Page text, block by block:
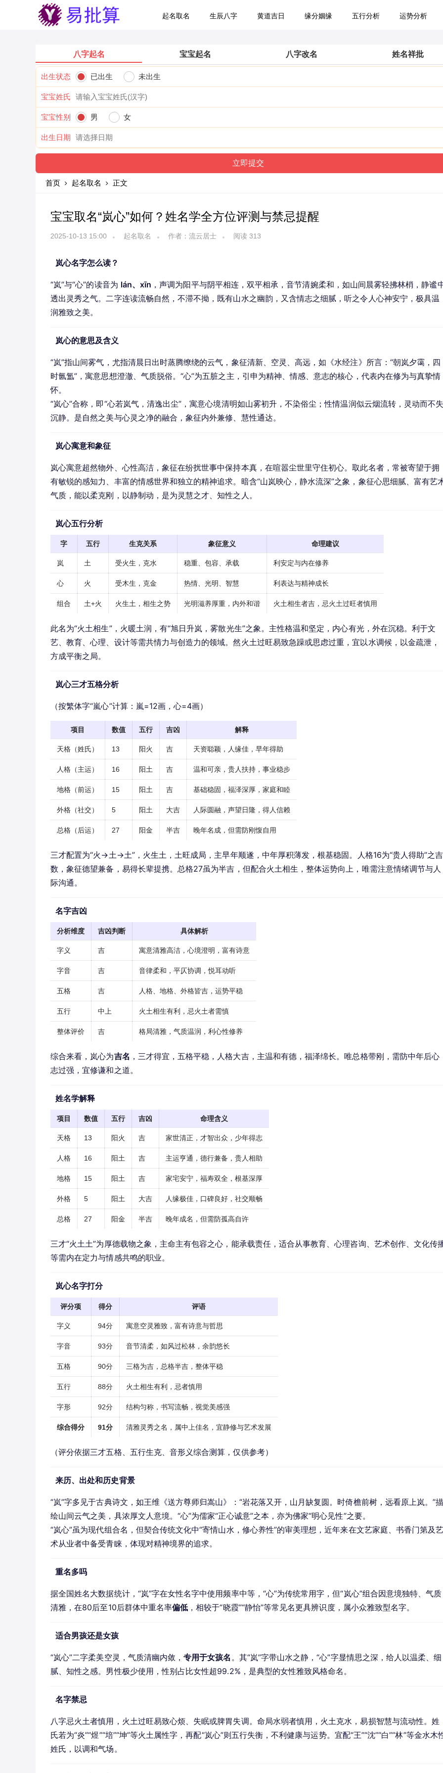
起名取名 生辰八字 黄道吉日 缘分姻缘 五行分析 运势分析
八字起名 宝宝起名 八字改名 姓名祥批
出生状态 已出生 未出生
宝宝姓氏
宝宝性别 男 女
出生日期
首页 起名取名 正文
宝宝取名“岚心”如何？姓名学全方位评测与禁忌提醒
2025-10-13 15:00 起名取名 作者：流云居士 阅读 313
岚心名字怎么读？
“岚”与“心”的读音为 lán、xīn ，声调为阳平与阴平相连，双平相承，音节清婉柔和，如山间晨雾轻拂林梢，静谧
透出灵秀之气。二字连读流畅自然，不滞不拗，既有山水之幽韵，又含情志之细腻，听之令人心神安宁，极具温
润雅致之美。
岚心的意思及含义
“岚”指山间雾气，尤指清晨日出时蒸腾缭绕的云气，象征清新、空灵、高远，如《水经注》所言：“朝岚夕霭，四
时氤氲”，寓意思想澄澈、气质脱俗。“心”为五脏之主，引申为精神、情感、意志的核心，代表内在修为与真挚情
怀。
“岚心”合称，即“心若岚气，清逸出尘”，寓意心境清明如山雾初升，不染俗尘；性情温润似云烟流转，灵动而不
沉静。是自然之美与心灵之净的融合，象征内外兼修、慧性通达。
岚心寓意和象征
岚心寓意超然物外、心性高洁，象征在纷扰世事中保持本真，在喧嚣尘世里守住初心。取此名者，常被寄望于拥
有敏锐的感知力、丰富的情感世界和独立的精神追求。暗含“山岚映心，静水流深”之象，象征心思细腻、富有艺
气质，能以柔克刚，以静制动，是为灵慧之才、知性之人。
岚心五行分析
字 五行 生克关系 象征意义 命理建议
岚 土 受火生，克水 稳重、包容、承载 利安定与内在修养
心 火 受木生，克金 热情、光明、智慧 利表达与精神成长
组合 土+火 火生土，相生之势 光明滋养厚重，内外和谐 火土相生者吉，忌火土过旺者慎用
此名为“火土相生”，火暖土润，有“旭日升岚，雾散光生”之象。主性格温和坚定，内心有光，外在沉稳。利于文
艺、教育、心理、设计等需共情力与创造力的领域。然火土过旺易致急躁或思虑过重，宜以水调候，以金疏泄，
方成平衡之局。
岚心三才五格分析
（按繁体字“嵐心”计算：嵐=12画，心=4画）
项目 数值 五行 吉凶 解释
天格（姓氏） 13 阳火 吉 天资聪颖，人缘佳，早年得助
人格（主运） 16 阳土 吉 温和可亲，贵人扶持，事业稳步
地格（前运） 15 阳土 吉 基础稳固，福泽深厚，家庭和睦
外格（社交） 5 阳土 大吉 人际圆融，声望日隆，得人信赖
总格（后运） 27 阳金 半吉 晚年名成，但需防刚愎自用
三才配置为“火→土→土”，火生土，土旺成局，主早年顺遂，中年厚积薄发，根基稳固。人格16为“贵人得助”之吉
数，象征德望兼备，易得长辈提携。总格27虽为半吉，但配合火土相生，整体运势向上，唯需注意情绪调节与人
际沟通。
名字吉凶
分析维度 吉凶判断 具体解析
字义 吉 寓意清雅高洁，心境澄明，富有诗意
字音 吉 音律柔和，平仄协调，悦耳动听
五格 吉 人格、地格、外格皆吉，运势平稳
五行 中上 火土相生有利，忌火土者需慎
整体评价 吉 格局清雅，气质温润，利心性修养
综合来看，岚心为吉名 ，三才得宜，五格平稳，人格大吉，主温和有德，福泽绵长。唯总格带刚，需防中年后心
志过强，宜修谦和之道。
姓名学解释
项目 数值 五行 吉凶 命理含义
天格 13 阳火 吉 家世清正，才智出众，少年得志
人格 16 阳土 吉 主运亨通，德行兼备，贵人相助
地格 15 阳土 吉 家宅安宁，福寿双全，根基深厚
外格 5 阳土 大吉 人缘极佳，口碑良好，社交顺畅
总格 27 阳金 半吉 晚年成名，但需防孤高自许
三才“火土土”为厚德载物之象，主命主有包容之心，能承载责任，适合从事教育、心理咨询、艺术创作、文化传
等需内在定力与情感共鸣的职业。
岚心名字打分
评分项 得分 评语
字义 94分 寓意空灵雅致，富有诗意与哲思
字音 93分 音节清柔，如风过松林，余韵悠长
五格 90分 三格为吉，总格半吉，整体平稳
五行 88分 火土相生有利，忌者慎用
字形 92分 结构匀称，书写流畅，视觉美感强
综合得分 91分 清雅灵秀之名，属中上佳名，宜静修与艺术发展
（评分依据三才五格、五行生克、音形义综合测算，仅供参考）
来历、出处和历史背景
“岚”字多见于古典诗文，如王维《送方尊师归嵩山》：“岩花落又开，山月缺复圆。时倚檐前树，远看原上岚。”
绘山间云气之美，具浓厚文人意境。“心”为儒家“正心诚意”之本，亦为佛家“明心见性”之要。
“岚心”虽为现代组合名，但契合传统文化中“寄情山水，修心养性”的审美理想，近年来在文艺家庭、书香门第及
术从业者中备受青睐，体现对精神境界的追求。
重名多吗
据全国姓名大数据统计，“岚”字在女性名字中使用频率中等，“心”为传统常用字，但“岚心”组合因意境独特、气质
清雅，在80后至10后群体中重名率偏低 ，相较于“晓霞”“静怡”等常见名更具辨识度，属小众雅致型名字。
适合男孩还是女孩
“岚心”二字柔美空灵，气质清幽内敛，专用于女孩名 。其“岚”字带山水之静，“心”字显情思之深，给人以温柔、细
腻、知性之感。男性极少使用，性别占比女性超99.2%，是典型的女性雅致风格命名。
名字禁忌
八字忌火土者慎用，火土过旺易致心烦、失眠或脾胃失调。命局水弱者慎用，火土克水，易损智慧与流动性。姓
氏若为“炎”“煜”“培”“坤”等火土属性字，再配“岚心”则五行失衡，不利健康与运势。宜配“王”“沈”“白”“林”等金水木
姓氏，以调和气场。